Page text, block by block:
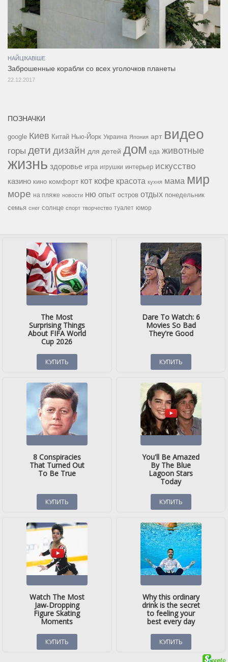
НАЙЦІКАВІШЕ
Заброшенные корабли со всех уголочков планеты
22.12.2017
ПОЗНАЧКИ
google Киев Китай Нью-Йорк Украина Япония арт видео
горы дети дизайн для детей дом еда животные
жизнь здоровье игра игрушки интерьер искусство
казино кино комфорт кот кофе красота кухня мама мир
море на пляже новости ню опыт остров отдых понедельник
семья снег солнце спорт творчество туалет юмор